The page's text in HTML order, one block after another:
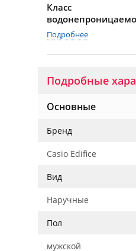
Класс
Подробнее
Подробные
Основные
Бренд
Casio Edifice
Вид
Наручные
Пол
мужской